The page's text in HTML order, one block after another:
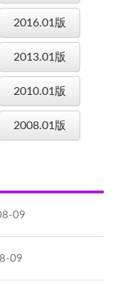
2016.01版
2013.01版
2010.01版
2008.01版
09
09